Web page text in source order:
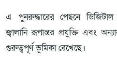
এ পুনরুদ্ধারের পেছনে
জ্বালানি রূপান্তর প্রযুক্তি এবং
গুরুত্বপূর্ণ ভূমিকা রেখেছে।